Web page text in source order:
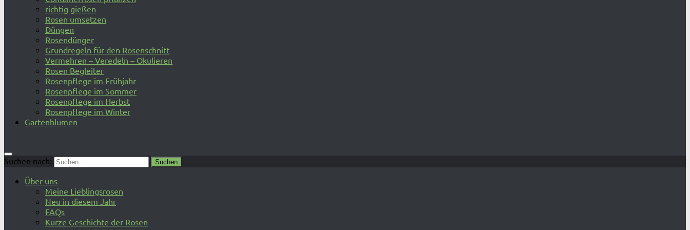
richtig gießen
Rosen umsetzen
Düngen
Rosendünger
Grundregeln für den Rosenschnitt
Vermehren – Veredeln – Okulieren
Rosen Begleiter
Rosenpflege im Frühjahr
Rosenpflege im Sommer
Rosenpflege im Herbst
Rosenpflege im Winter
Gartenblumen
Suchen nach:
Über uns
Meine Lieblingsrosen
Neu in diesem Jahr
FAQs
Kurze Geschichte der Rosen